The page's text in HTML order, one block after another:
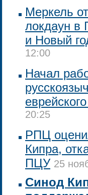
Меркель
локдаун в
и Новый
12:00
Начал
20:25
РПЦ
Кипра,
ПЦУ 25
Синод